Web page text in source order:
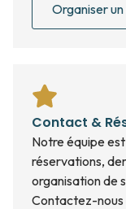
Organiser
Contact &
Notre équipe
réservations,
organisation de
Contactez-nous